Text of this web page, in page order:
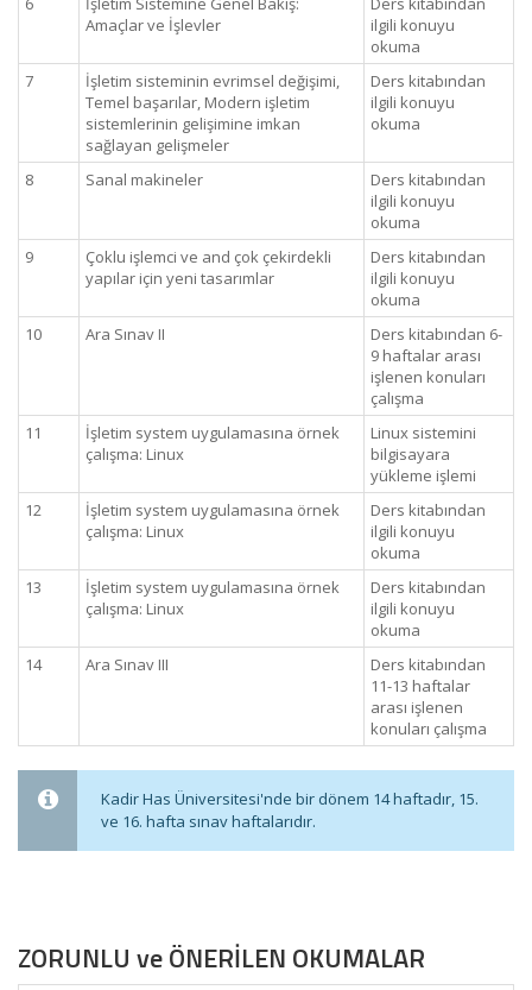
Amaçlar ve İşlevler
ilgili konuyu
okuma
7
İşletim sisteminin evrimsel değişimi,
Temel başarılar, Modern işletim
sistemlerinin gelişimine imkan
sağlayan gelişmeler
Ders kitabından
ilgili konuyu
okuma
8 Sanal makineler
Ders kitabından
ilgili konuyu
okuma
9
Çoklu işlemci ve and çok çekirdekli
yapılar için yeni tasarımlar
Ders kitabından
ilgili konuyu
okuma
10
Ara Sınav II
Ders kitabından 6-
9 haftalar arası
işlenen konuları
çalışma
11
İşletim system uygulamasına örnek
çalışma: Linux
Linux sistemini
bilgisayara
yükleme işlemi
12
İşletim system uygulamasına örnek
çalışma: Linux
Ders kitabından
ilgili konuyu
okuma
13
İşletim system uygulamasına örnek
çalışma: Linux
Ders kitabından
ilgili konuyu
okuma
14
Ara Sınav III
Ders kitabından
11-13 haftalar
arası işlenen
konuları çalışma
Kadir Has Üniversitesi'nde bir dönem 14 haftadır, 15.
ve 16. hafta sınav haftalarıdır.
ZORUNLU ve ÖNERİLEN OKUMALAR